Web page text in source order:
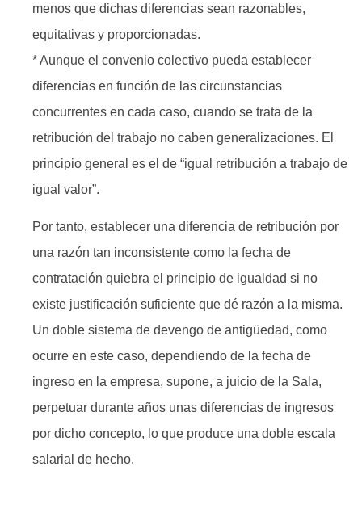
menos que dichas diferencias sean razonables,
equitativas y proporcionadas.
* Aunque el convenio colectivo pueda establecer
diferencias en función de las circunstancias
concurrentes en cada caso, cuando se trata de la
retribución del trabajo no caben generalizaciones. El
principio general es el de “igual retribución a trabajo de
igual valor”.
Por tanto, establecer una diferencia de retribución por
una razón tan inconsistente como la fecha de
contratación quiebra el principio de igualdad si no
existe justificación suficiente que dé razón a la misma.
Un doble sistema de devengo de antigüedad, como
ocurre en este caso, dependiendo de la fecha de
ingreso en la empresa, supone, a juicio de la Sala,
perpetuar durante años unas diferencias de ingresos
por dicho concepto, lo que produce una doble escala
salarial de hecho.